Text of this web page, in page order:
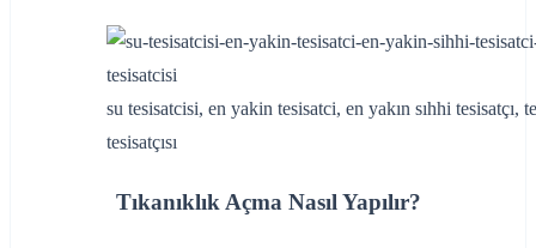
su tesisatcisi, en yakin tesisatci, en yakın sıhhi tesisatçı,
tesisatçısı
Tıkanıklık Açma Nasıl Yapılır?